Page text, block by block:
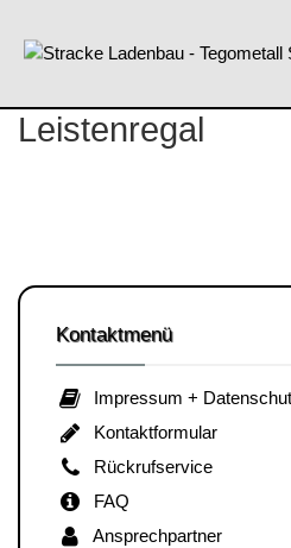
Leistenregal
Kontaktmenü
Impressum +
Kontaktformular
Rückrufservice
FAQ
Ansprechpartner